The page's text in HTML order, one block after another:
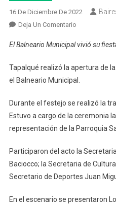
16 De Diciembre De 2022
Deja Un ComentarioEn
Temporada
Verano
De
Tuvo
Su
Fiesta
Apertura
El Balneario Municipal vivió su
Tapalqué realizó la apertura de
el Balneario Municipal.
Durante el festejo se realizó la
Estuvo a cargo de la ceremonia
representación de la Parroquia
Participaron del acto la
Baciocco; la Secretaria de
Secretario de Deportes Juan
En el escenario se presentaron